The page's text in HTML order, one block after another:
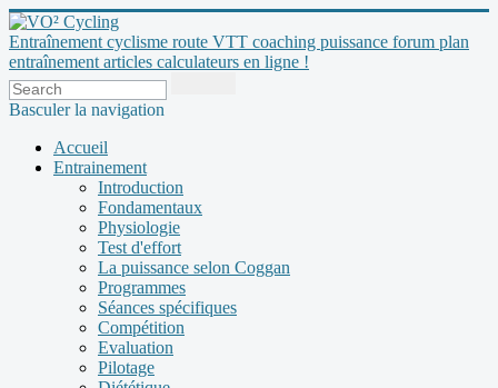
Entraînement cyclisme route VTT coaching puissance forum plan
entraînement articles calculateurs en ligne !
Basculer la navigation
Accueil
Entrainement
Introduction
Fondamentaux
Physiologie
Test d'effort
La puissance selon Coggan
Programmes
Séances spécifiques
Compétition
Evaluation
Pilotage